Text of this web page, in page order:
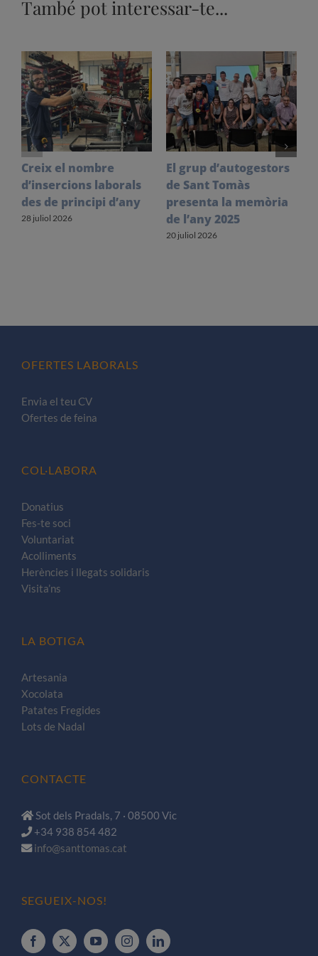
També pot interessar-te...
Creix el nombre
d’insercions laborals
des de principi d’any
28 juliol 2026
El grup d’autogestors
de Sant Tomàs
presenta la memòria
de l’any 2025
20 juliol 2026
OFERTES LABORALS
Envia el teu CV
Ofertes de feina
COL·LABORA
Donatius
Fes-te soci
Voluntariat
Acolliments
Herències i llegats solidaris
Visita’ns
LA BOTIGA
Artesania
Xocolata
Patates Fregides
Lots de Nadal
CONTACTE
Sot dels Pradals, 7 · 08500 Vic
+34 938 854 482
info@santtomas.cat
SEGUEIX-NOS!